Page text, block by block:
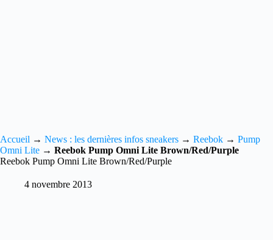
Accueil → News : les dernières infos sneakers → Reebok → Pump
Omni Lite → Reebok Pump Omni Lite Brown/Red/Purple
Reebok Pump Omni Lite Brown/Red/Purple
4 novembre 2013